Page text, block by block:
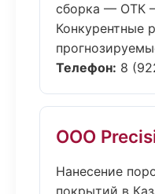
сборка — ОТК
Конкурентные
Телефон: 8
ООО
Нанесение
покрытий в